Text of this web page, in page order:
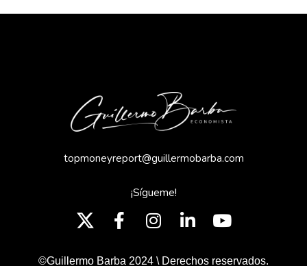
topmoneyreport@guillermobarba.com
¡Sígueme!
©Guillermo Barba 2024 \ Derechos reservados.